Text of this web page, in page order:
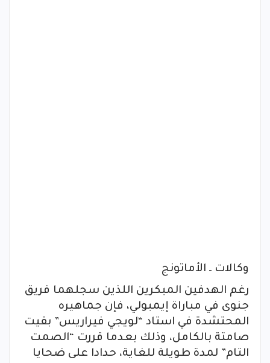
وكالات ـ الأماتونج
رغم الهدفين المبكرين اللذين سجلهما فريق
جنوى في مباراة إيمبولي، فإن جماهيره
المحتشدة في استاد “لويجي فيراريس” بقيت
صامتة بالكامل، وذلك بعدما قررت “الصمت
التام” لمدة طويلة للغاية، حدادا على ضحايا